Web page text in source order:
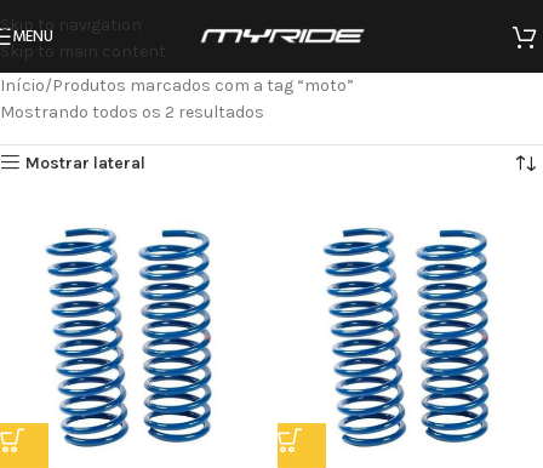
Skip to navigation
Skip to main content
MENU
Início Produtos marcados com a tag “moto”
Mostrando todos os 2 resultados
Mostrar lateral